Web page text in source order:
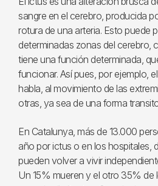
sangre en el cerebro, producida
rotura de una arteria. Esto puede
determinadas zonas del cerebro,
tiene una función determinada,
funcionar. Así pues, por ejemplo,
habla, al movimiento de las
otras, ya sea de una forma
En Catalunya, más de 13.000
año por ictus o en los hospitales,
pueden volver a vivir
Un 15% mueren y el otro 35% de